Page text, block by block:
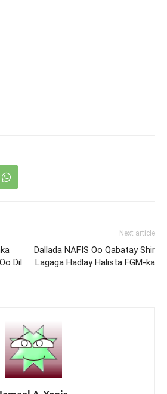
Dil
Next article
Dallada NAFIS Oo Qabatay Shir
Lagaga Hadlay Halista FGM-ka